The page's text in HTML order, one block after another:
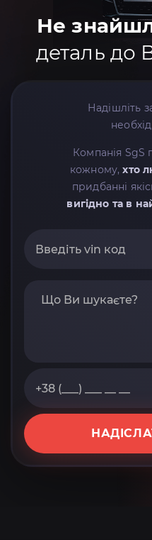
Не
деталь до
Надішліть
Компанія SgS
кожному,хто
придбанні
вигідно та в